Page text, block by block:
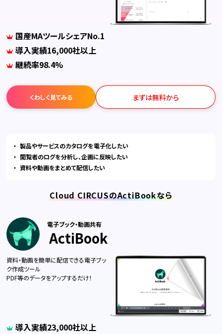
国産MAツールシェアNo.1
導入実績16,000社以上
継続率98.4%
くわしく見てみる まずは無料から
製品やサービスのカタログを電子化したい
閲覧者のログを分析し、企画に反映したい
資料や動画をまとめて配信したい
Cloud CIRCUSのActiBookなら
電子ブック・動画共有
ActiBook
資料・動画を簡単に配信できる電子ブッ
ク作成ツール
PDF等のデータをアップするだけ！
導入実績23,000社以上